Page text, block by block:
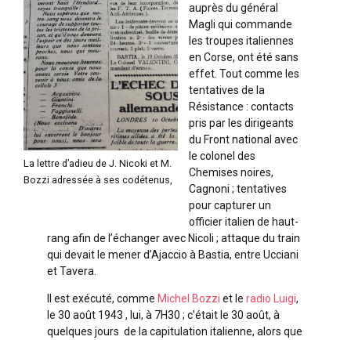
La lettre d’adieu de J. Nicoki et M.
Bozzi adressée à ses codétenus,
auprès du général
Magli qui commande
les troupes italiennes
en Corse, ont été sans
effet. Tout comme les
tentatives de la
Résistance : contacts
pris par les dirigeants
du Front national avec
le colonel des
Chemises noires,
Cagnoni ; tentatives
pour capturer un
officier italien de haut-
rang afin de l’échanger avec Nicoli ; attaque du train
qui devait le mener d’Ajaccio à Bastia, entre Ucciani
et Tavera.
Il est exécuté, comme Michel Bozzi et le radio Luigi,
le 30 août 1943 , lui, à 7H30 ; c’était le 30 août, à
quelques jours de la capitulation italienne, alors que